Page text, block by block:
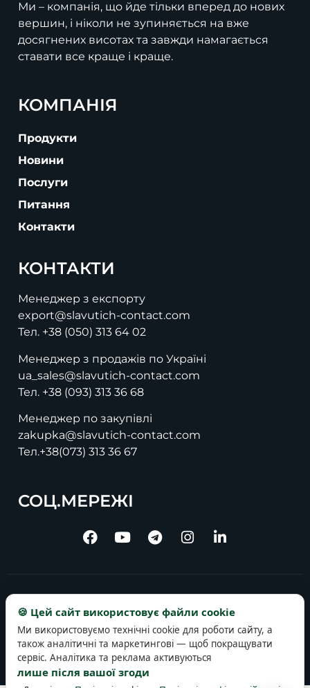
Ми – компанія, що йде тільки вперед до нових
вершин, і ніколи не зупиняється на вже
досягнених висотах та завжди намагається
ставати все краще і краще.
КОМПАНІЯ
Продукти
Новини
Послуги
Питання
Контакти
КОНТАКТИ
Менеджер з експорту
export@slavutich-contact.com
Тел. +38 (050) 313 64 02
Менеджер з продажів по Україні
ua_sales@slavutich-contact.com
Тел. +38 (093) 313 36 68
Менеджер по закупівлі
zakupka@slavutich-contact.com
Тел.+38(073) 313 36 67
СОЦ.МЕРЕЖІ
🍪 Цей сайт використовує файли cookie
Ми використовуємо технічні cookie для роботи сайту, а
також аналітичні та маркетингові — щоб покращувати
сервіс. Аналітика та реклама активуються
лише після вашої згоди